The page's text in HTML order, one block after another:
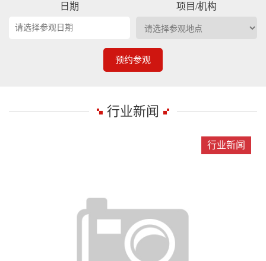
日期 项目/机构
预约参观
行业新闻
行业新闻